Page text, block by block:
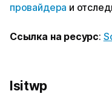
провайдера и
Ссылка на ресурс:
Isitwp